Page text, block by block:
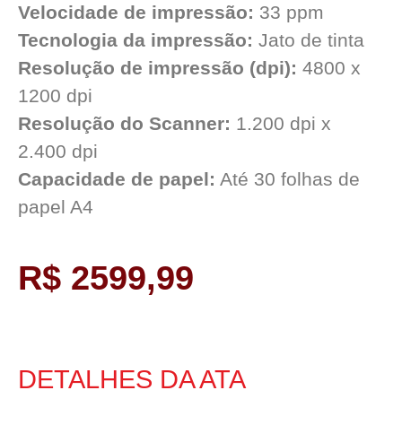
Velocidade de impressão: 33 ppm
Tecnologia da impressão: Jato de tinta
Resolução de impressão (dpi): 4800 x
1200 dpi
Resolução do Scanner: 1.200 dpi x
2.400 dpi
Capacidade de papel: Até 30 folhas de
papel A4
R$ 2599,99
DETALHES DA ATA